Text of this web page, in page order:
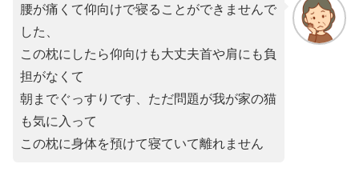
腰が痛くて仰向けで寝ることができませんで
した、
この枕にしたら仰向けも大丈夫首や肩にも負
担がなくて
朝までぐっすりです、ただ問題が我が家の猫
も気に入って
この枕に身体を預けて寝ていて離れません